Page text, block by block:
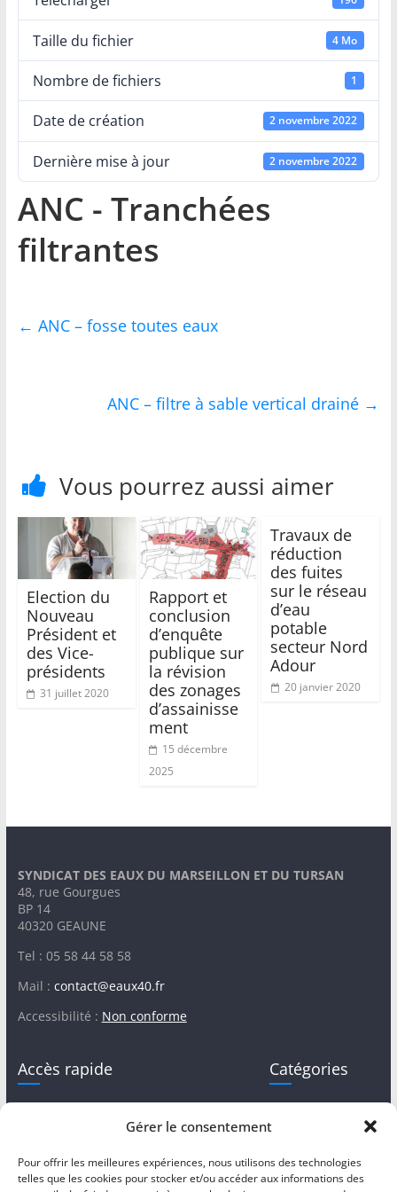
Gérer le consentement
Pour offrir les meilleures expériences, nous utilisons des technologies
telles que les cookies pour stocker et/ou accéder aux informations des
et
du
Tursan
Votre
service
proximité
Taille du fichier 4 Mo
Nombre de fichiers 1
Date de création 2 novembre 2022
Dernière mise à jour 2 novembre 2022
ANC - Tranchées
filtrantes
← ANC – fosse toutes eaux
ANC – filtre à sable vertical drainé →
Vous pourrez aussi aimer
Election du
Nouveau
Président et
des Vice-
présidents
31 juillet 2020
Rapport et
conclusion
d’enquête
publique sur
la révision
des zonages
d’assainisse
ment
15 décembre
2025
Travaux de
réduction
des fuites
sur le réseau
d’eau
potable
secteur Nord
Adour
20 janvier 2020
SYNDICAT DES EAUX DU MARSEILLON ET DU TURSAN
48, rue Gourgues
BP 14
40320 GEAUNE
Tel : 05 58 44 58 58
Mail : contact@eaux40.fr
Accessibilité : Non conforme
Accès rapide
Marchés publics
Catégories
autonome
Assainissement
collectif